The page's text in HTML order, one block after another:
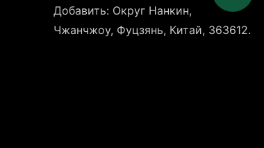
Добавить: Округ Нанкин,
Чжанчжоу, Фуцзянь, Китай, 363612.